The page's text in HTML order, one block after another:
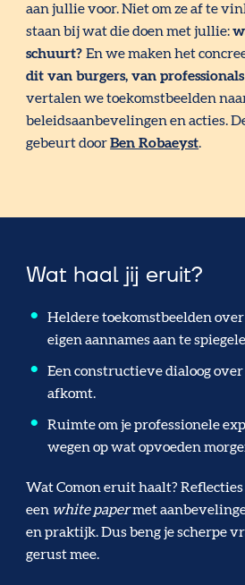
aan jullie voor. Niet om ze af te
staan bij wat die doen met jullie:
schuurt?En we maken het
dit van burgers, van
vertalen we toekomstbeelden
beleidsaanbevelingen en acties.
gebeurt doorBen Robaeyst.
Wat haal jij eruit?
Heldere toekomstbeelden over
eigen aannames aan te
Een constructieve dialoog
afkomt.
Ruimte om je professionele
wegen op wat opvoeden
Wat Comon eruit haalt?
een white papermet
en praktijk. Dus bengje scherpe
gerust mee.